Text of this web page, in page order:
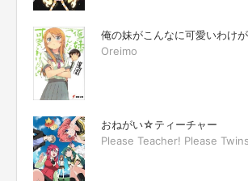
俺の妹がこんなに可愛いわけ
Oreimo
おねがい☆ティーチャー
Please Teacher! Please